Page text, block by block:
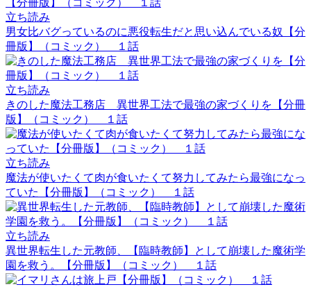
立ち読み
男女比バグっているのに悪役転生だと思い込んでいる奴【分
冊版】（コミック） １話
立ち読み
きのした魔法工務店 異世界工法で最強の家づくりを【分冊
版】（コミック） １話
立ち読み
魔法が使いたくて肉が食いたくて努力してみたら最強になっ
ていた【分冊版】（コミック） １話
立ち読み
異世界転生した元教師、【臨時教師】として崩壊した魔術学
園を救う。【分冊版】（コミック） １話